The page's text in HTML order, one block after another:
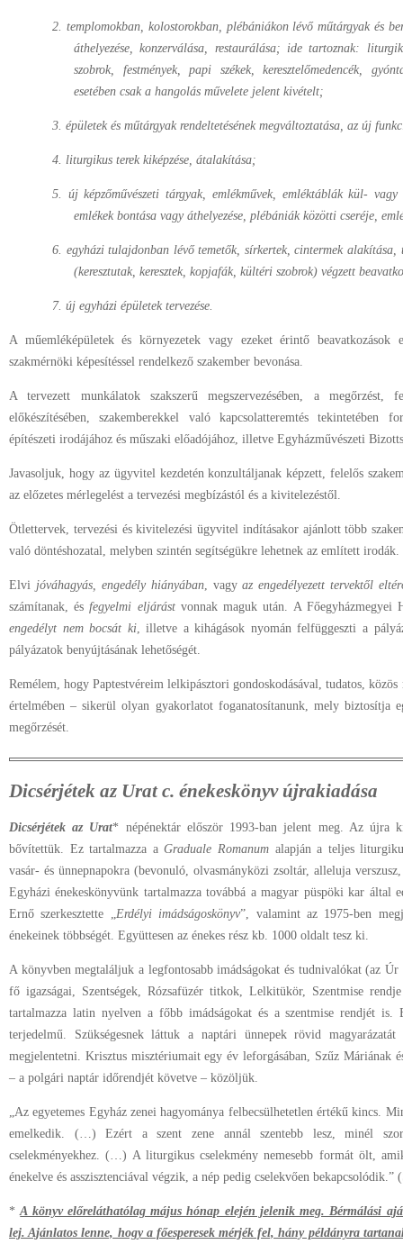
2. templomokban, kolostorokban, plébániákon lévő műtárgyak és
áthelyezése, konzerválása, restaurálása; ide tartoznak:
szobrok, festmények, papi székek, keresztelőmedencék,
esetében csak a hangolás művelete jelent kivételt;
3. épületek és műtárgyak rendeltetésének megváltoztatása, az új
4. liturgikus terek kiképzése, átalakítása;
5. új képzőművészeti tárgyak, emlékművek, emléktáblák kül-
emlékek bontása vagy áthelyezése, plébániák közötti cseréje,
6. egyházi tulajdonban lévő temetők, sírkertek, cintermek alakítása,
(keresztutak, keresztek, kopjafák, kültéri szobrok) végzett
7. új egyházi épületek tervezése.
A műemléképületek és környezetek vagy ezeket érintő beavatkozások
szakmérnöki képesítéssel rendelkező szakember bevonása.
A tervezett munkálatok szakszerű megszervezésében, a megőrzést,
előkészítésében, szakemberekkel való kapcsolatteremtés tekintetében
építészeti irodájához és műszaki előadójához, illetve Egyházművészeti
Javasoljuk, hogy az ügyvitel kezdetén konzultáljanak képzett, felelős
az előzetes mérlegelést a tervezési megbízástól és a kivitelezéstől.
Ötlettervek, tervezési és kivitelezési ügyvitel indításakor ajánlott több
való döntéshozatal, melyben szintén segítségükre lehetnek az említett irodák.
Elvi jóváhagyás, engedély hiányában, vagyaz engedélyezett tervektől
számítanak, ésfegyelmi eljárástvonnak maguk után. A Főegyházmegyei
engedélyt nem bocsát ki, illetve a kihágások nyomán felfüggeszti a
pályázatok benyújtásának lehetőségét.
Remélem, hogy Paptestvéreim lelkipásztori gondoskodásával, tudatos,
értelmében – sikerül olyan gyakorlatot foganatosítanunk, mely biztosítja
megőrzését.
Dicsérjétek az Urat c. énekeskönyv újrakiadása
Dicsérjétek az Urat* népénektár először 1993-ban jelent meg. Az újra
bővítettük. Ez tartalmazza aGraduale Romanum alapján a teljes
vasár- és ünnepnapokra (bevonuló, olvasmányközi zsoltár, alleluja
Egyházi énekeskönyvünk tartalmazza továbbá a magyar püspöki kar által
Ernő szerkesztette „Erdélyi imádságoskönyv”, valamint az 1975-ben
énekeinek többségét. Együttesen az énekes rész kb. 1000 oldalt tesz ki.
A könyvben megtaláljuk a legfontosabb imádságokat és tudnivalókat (az
fő igazságai, Szentségek, Rózsafüzér titkok, Lelkitükör, Szentmise
tartalmazza latin nyelven a főbb imádságokat és a szentmise rendjét
terjedelmű. Szükségesnek láttuk a naptári ünnepek rövid magyarázatát
megjelentetni. Krisztus misztériumait egy év leforgásában, Szűz Máriának
– a polgári naptár időrendjét követve – közöljük.
„Az egyetemes Egyház zenei hagyománya felbecsülhetetlen értékű kincs.
emelkedik. (…) Ezért a szent zene annál szentebb lesz, minél
cselekményekhez. (…) A liturgikus cselekmény nemesebb formát ölt,
énekelve és asszisztenciával végzik, a nép pedig cselekvően bekapcsolódik.”
*A könyv előreláthatólag május hónap elején jelenik meg. Bérmálási
lej. Ajánlatos lenne, hogy a főesperesek mérjék fel, hány példányra